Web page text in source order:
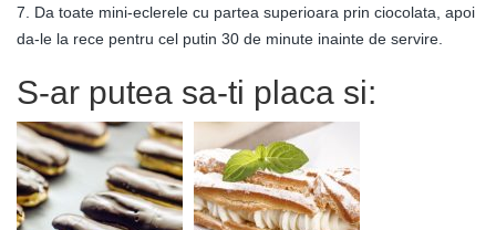
7. Da toate mini-eclerele cu partea superioara prin ciocolata, apoi
da-le la rece pentru cel putin 30 de minute inainte de servire.
S-ar putea sa-ti placa si: